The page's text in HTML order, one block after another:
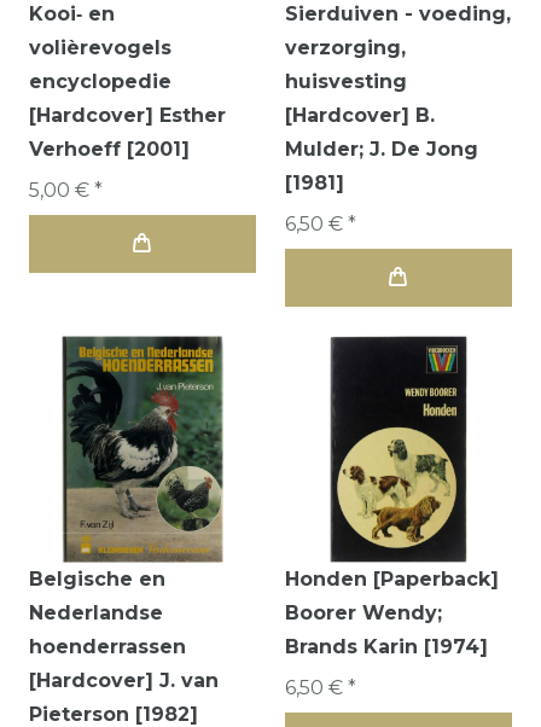
Kooi‑ en
volièrevogels
encyclopedie
[Hardcover] Esther
Verhoeff [2001]
5,00 € *
Sierduiven - voeding,
verzorging,
huisvesting
[Hardcover] B.
Mulder; J. De Jong
[1981]
6,50 € *
Belgische en
Nederlandse
hoenderrassen
[Hardcover] J. van
Pieterson [1982]
Honden [Paperback]
Boorer Wendy;
Brands Karin [1974]
6,50 € *